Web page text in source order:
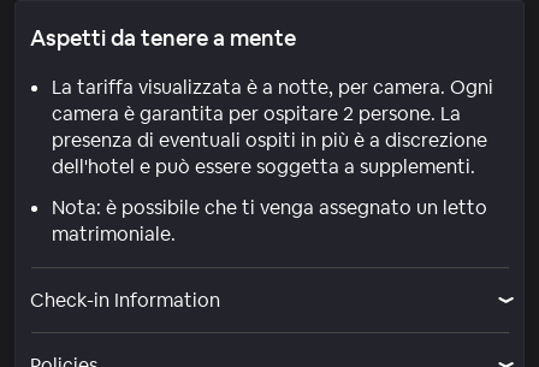
Aspetti da tenere a mente
La tariffa visualizzata è a notte, per camera. Ogni
camera è garantita per ospitare 2 persone. La
presenza di eventuali ospiti in più è a discrezione
dell'hotel e può essere soggetta a supplementi.
Nota: è possibile che ti venga assegnato un letto
matrimoniale.
Check-in Information